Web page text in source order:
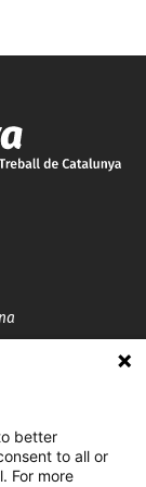
better
to all or
For more